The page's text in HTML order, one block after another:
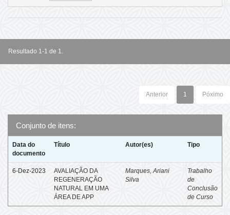
Resultado 1-1 de 1.
Anterior 1 Póximo
Conjunto de itens:
Data do
documento
Título Autor(es) Tipo
6-Dez-2023
AVALIAÇÃO DA
REGENERAÇÃO
NATURAL EM UMA
ÁREA DE APP
Marques, Ariani
Silva
Trabalho
de
Conclusão
de Curso